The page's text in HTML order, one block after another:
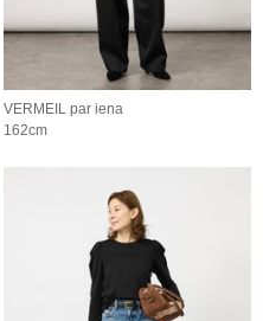
VERMEIL par iena
162cm